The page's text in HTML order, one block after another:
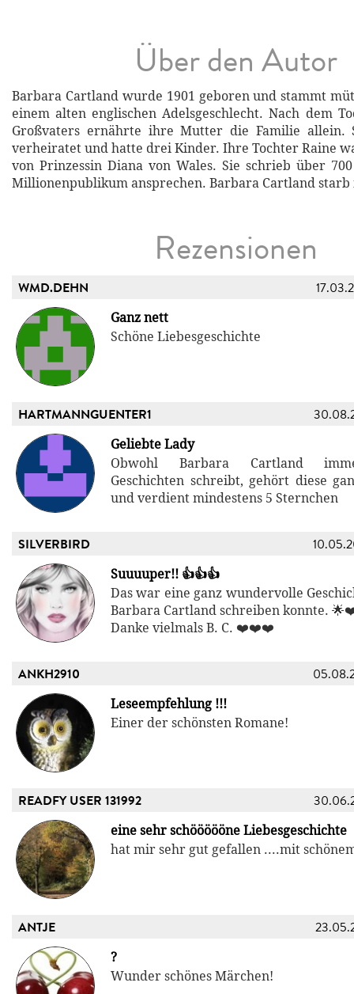
Über den Autor
Barbara Cartland wurde 1901 geboren und stammt
einem alten englischen Adelsgeschlecht. Nach dem
Großvaters ernährte ihre Mutter die Familie allein.
verheiratet und hatte drei Kinder. Ihre Tochter Raine
von Prinzessin Diana von Wales. Sie schrieb über
Millionenpublikum ansprechen. Barbara Cartland starb
Rezensionen
WMD.DEHN
Ganz nett
Schöne Liebesgeschichte
HARTMANNGUENTER1
Geliebte Lady
Obwohl Barbara Cartland
Geschichten schreibt, gehört diese
und verdient mindestens 5 Sternchen
SILVERBIRD
Suuuuper!! 👍👍👍
Das war eine ganz wundervolle
Barbara Cartland schreiben konnte.
Danke vielmals B. C. ❤️❤️❤️
ANKH2910
Leseempfehlung !!!
Einer der schönsten Romane!
READFY USER 131992
eine sehr schöööööne Liebesgeschichte
hat mir sehr gut gefallen ....mit
ANTJE
?
Wunder schönes Märchen!